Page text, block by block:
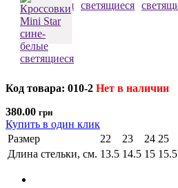
Код товара: 010-2 Нет в наличии
380.00 грн
Купить в один клик
Размер
22 23 24 25
Длина стельки, см. 13.5 14.5 15 15.5